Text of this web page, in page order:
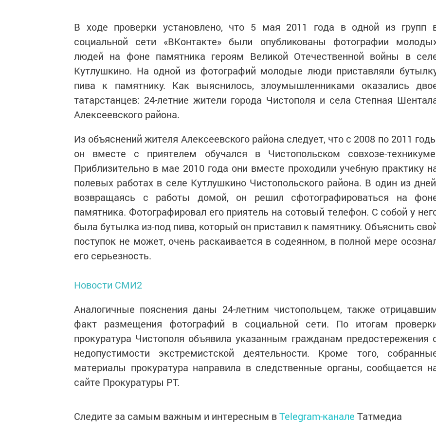
В ходе проверки установлено, что 5 мая 2011 года в одной из групп
социальной сети «ВКонтакте» были опубликованы фо­тографии
людей на фоне памятника героям Великой Отечествен­ной войны в
Кутлушкино. На одной из фотографий молодые люди приставляли
пива к памятнику. Как выяснилось, злоумышленниками оказались
татарстанцев: 24-летние жители города Чистополя и села Степная
Алексеевского района.
Из объяснений жителя Алексеевского района следует, что с 2008 по 2011
он вместе с приятелем обучался в Чистопольском совхозе-
Приблизительно в мае 2010 года они вместе проходили учебную практику
полевых работах в селе Кутлушкино Чистопольского района. В один из
возвращаясь с работы домой, он решил сфотографироваться на
памятника. Фотографировал его приятель на сотовый телефон. С собой у
была бутылка из-под пива, который он приставил к памятнику. Объяснить
поступок не может, очень раскаивается в содеянном, в полной мере
его серьезность.
Новости СМИ2
Аналогичные пояснения даны 24-летним чистопольцем, также
факт размещения фотографий в социальной сети. По итогам
прокуратура Чистополя объявила указанным гражданам предостережения
недопустимо­сти экстремистской деятельности. Кроме того,
материалы прокуратура направила в следственные органы, сообщается
сайте Прокуратуры РТ.
Следите за самым важным и интересным вTelegram-канале Татмедиа